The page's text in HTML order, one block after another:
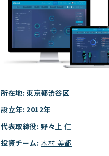
所在地: 東京都渋谷区
設立年: 2012年
代表取締役: 野々上 仁
投資チーム:木村 美都